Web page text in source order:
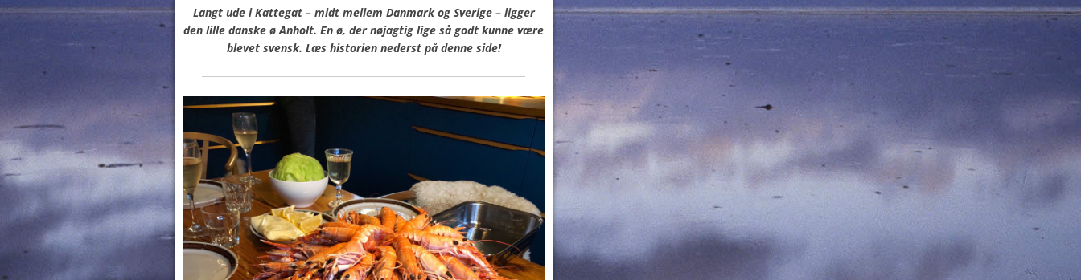
Langt ude i Kattegat – midt mellem Danmark og Sverige – ligger
den lille danske ø Anholt. En ø, der nøjagtig lige så godt kunne være
blevet svensk. Læs historien nederst på denne side!